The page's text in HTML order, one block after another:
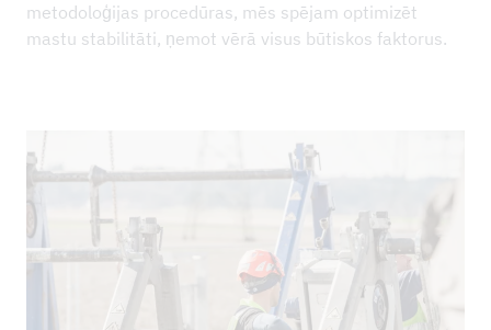
metodoloģijas procedūras, mēs spējam optimizēt
mastu stabilitāti, ņemot vērā visus būtiskos faktorus.